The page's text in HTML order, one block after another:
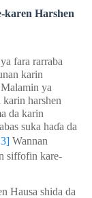
karen Harshen
fara rarraba
karin
ya
karin harshen
da karin
suka haɗa da
Wannan
siffofin kare-
Hausa shida da